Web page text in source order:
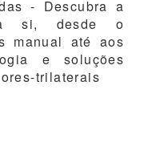
- Descubra a
si, desde o
manual até aos
e soluções
trilaterais